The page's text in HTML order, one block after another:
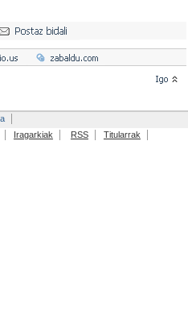
Iragarkiak RSS Titularrak